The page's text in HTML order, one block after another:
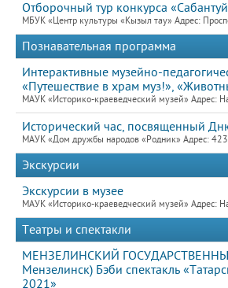
Отборочный тур конкурса
МБУК «Центр культуры «Кызыл тау» Адрес:
Познавательная программа
Интерактивные музейно-
«Путешествие в храм муз!»,
МАУК «Историко-краеведческий музей» Адрес:
Исторический час, посвященный
МАУК «Дом дружбы народов «Родник» Адрес:
Экскурсии
Экскурсии в музее
МАУК «Историко-краеведческий музей» Адрес:
Театры и спектакли
МЕНЗЕЛИНСКИЙ
Мензелинск) Бэби спектакль
2021»